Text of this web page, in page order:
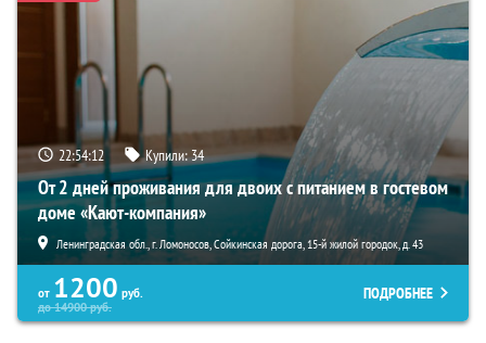
22:54:10 Купили:34
От 2 дней проживания для двоих с питанием в гостевом
доме «Кают-компания»
Ленинградская обл., г. Ломоносов, Сойкинская дорога, 15-й жилой городок, д. 43
от 1200 руб.
до14900руб.
ПОДРОБНЕЕ